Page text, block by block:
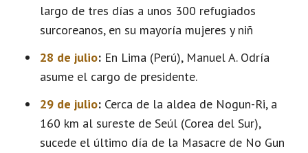
largo de tres días a unos 300 refugiados
surcoreanos, en su mayoría mujeres y niñ
28 de julio: En Lima (Perú), Manuel A. Odría
asume el cargo de presidente.
29 de julio: Cerca de la aldea de Nogun-Ri, a
160 km al sureste de Seúl (Corea del Sur),
sucede el último día de la Masacre de No Gun